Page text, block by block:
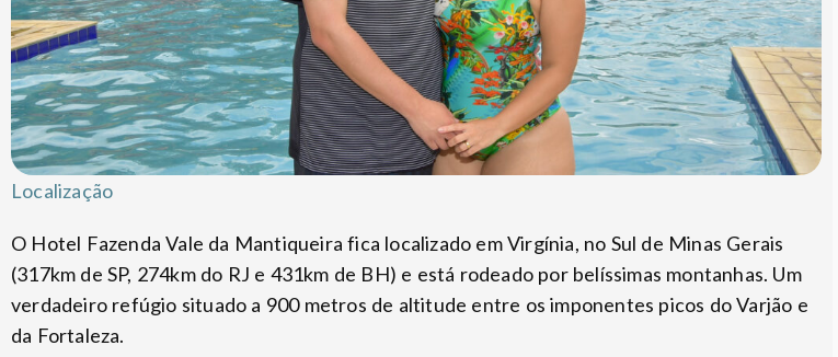
Localização
O Hotel Fazenda Vale da Mantiqueira fica localizado em Virgínia, no Sul de Minas Gerais
(317km de SP, 274km do RJ e 431km de BH) e está rodeado por belíssimas montanhas. Um
verdadeiro refúgio situado a 900 metros de altitude entre os imponentes picos do Varjão e
da Fortaleza.